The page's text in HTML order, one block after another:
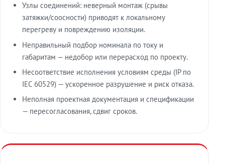
Узлы соединений: неверный монтаж (срывы
затяжки/соосности) приводят к локальному
перегреву и повреждению изоляции.
Неправильный подбор номинала по току и
габаритам — недобор или перерасход по проекту.
Несоответствие исполнения условиям среды (IP по
IEC 60529) — ускоренное разрушение и риск отказа.
Неполная проектная документация и спецификации
— пересогласования, сдвиг сроков.